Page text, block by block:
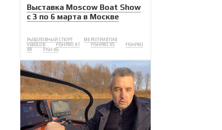
Выставка Moscow Boat Show
с 3 по 6 марта в Москве
РЫБОЛОВНЫЙ СПОРТ
МЕРОПРИЯТИЯ
V600COB
FISHPRO X7 FISHPRO X5
FISHPRO
XR
FISH 46